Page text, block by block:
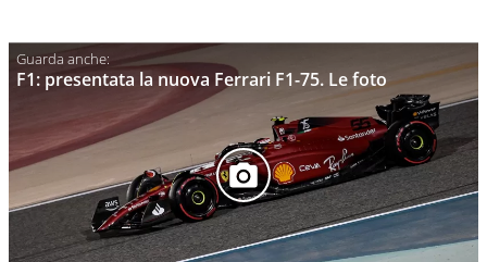
F1: presentata la nuova Ferrari F1-75. Le foto